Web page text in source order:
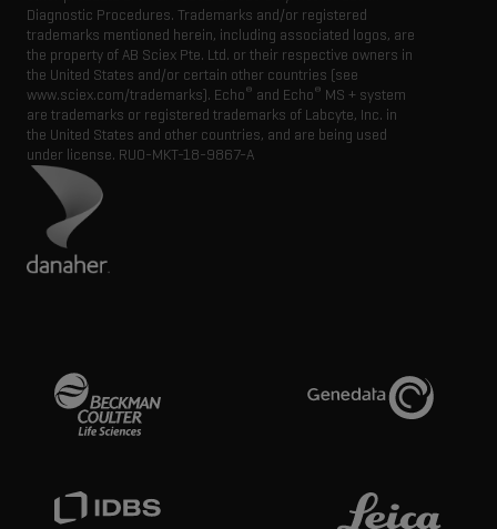
Diagnostic Procedures. Trademarks and/or registered
trademarks mentioned herein, including associated logos, are
the property of AB Sciex Pte. Ltd. or their respective owners in
the United States and/or certain other countries (see
www.sciex.com/trademarks). Echo® and Echo® MS + system
are trademarks or registered trademarks of Labcyte, Inc. in
the United States and other countries, and are being used
under license. RUO-MKT-18-9867-A